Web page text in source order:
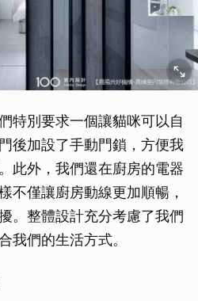
特別要求一個讓貓咪可以自
後加設了手動門鎖，方便我
此外，我們還在廚房的電器
不僅讓廚房動線更加順暢，
。整體設計充分考慮了我們
我們的生活方式。